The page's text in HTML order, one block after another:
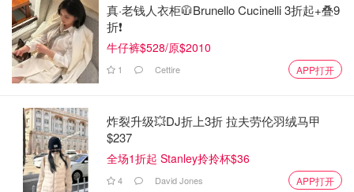
真·老钱人衣柜🧥Brunello Cucinelli 3折起+叠9
折❗️
牛仔裤$528/原$2010
1 Cettire APP打开
炸裂升级💥DJ折上3折 拉夫劳伦羽绒马甲
$237
全场1折起 Stanley拎拎杯$36
4 David Jones APP打开